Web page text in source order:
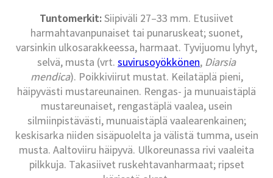
Tuntomerkit:Siipiväli 27–33 mm. Etusiivet
harmahtavanpunaiset tai punaruskeat; suonet,
varsinkin ulkosarakkeessa, harmaat. Tyvijuomu lyhyt,
selvä, musta (vrt. suvirusoyökkönen, Diarsia
mendica). Poikkiviirut mustat. Keilatäplä pieni,
häipyvästi mustareunainen. Rengas- ja munuaistäplä
mustareunaiset, rengastäplä vaalea, usein
silmiinpistävästi, munuaistäplä vaalearenkainen;
keskisarka niiden sisäpuolelta ja välistä tumma, usein
musta. Aaltoviiru häipyvä. Ulkoreunassa rivi vaaleita
pilkkuja. Takasiivet ruskehtavanharmaat; ripset